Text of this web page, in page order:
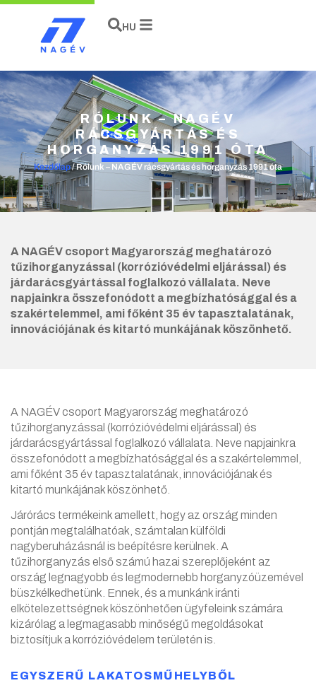
HU
DE
RÓLUNK – NAGÉV
RÁCSGYÁRTÁS ÉS
HORGANYZÁS 1991 ÓTA
Kezdőlap/Rólunk – NAGÉV rácsgyártás és horganyzás 1991 óta
A NAGÉV csoport Magyarország meghatározó
tűzihorganyzással (korrózióvédelmi eljárással) és
járdarácsgyártással foglalkozó vállalata. Neve
napjainkra összefonódott a megbízhatósággal és a
szakértelemmel, ami főként 35 év tapasztalatának,
innovációjának és kitartó munkájának köszönhető.
A NAGÉV csoport Magyarország meghatározó
tűzihorganyzással (korrózióvédelmi eljárással) és
járdarácsgyártással foglalkozó vállalata. Neve napjainkra
összefonódott a megbízhatósággal és a szakértelemmel,
ami főként 35 év tapasztalatának, innovációjának és
kitartó munkájának köszönhető.
Járórács termékeink amellett, hogy az ország minden
pontján megtalálhatóak, számtalan külföldi
nagyberuházásnál is beépítésre kerülnek. A
tűzihorganyzás első számú hazai szereplőjeként az
ország legnagyobb és legmodernebb horganyzóüzemével
büszkélkedhetünk. Ennek, és a munkánk iránti
elkötelezettségnek köszönhetően ügyfeleink számára
kizárólag a legmagasabb minőségű megoldásokat
biztosítjuk a korrózióvédelem területén is.
EGYSZERŰ LAKATOSMŰHELYBŐL